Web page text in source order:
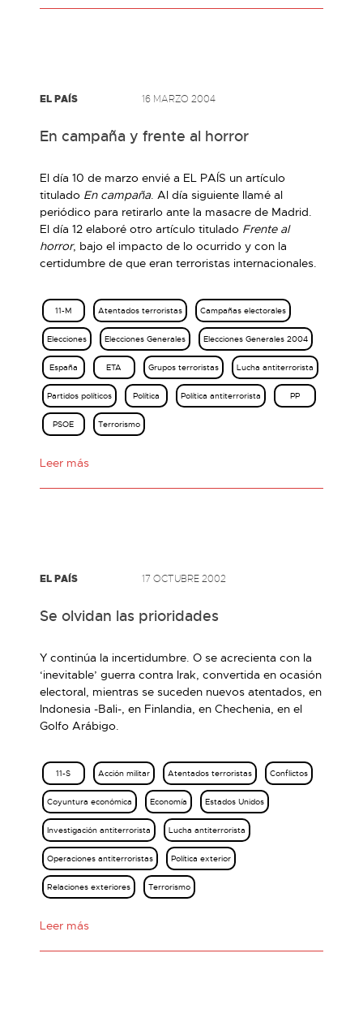
EL PAÍS 16 MARZO 2004
En campaña y frente al horror
El día 10 de marzo envié a EL PAÍS un artículo
titulado En campaña. Al día siguiente llamé al
periódico para retirarlo ante la masacre de Madrid.
El día 12 elaboré otro artículo titulado Frente al
horror, bajo el impacto de lo ocurrido y con la
certidumbre de que eran terroristas internacionales.
11-M Atentados terroristas Campañas electorales
Elecciones Elecciones Generales Elecciones Generales 2004
España ETA Grupos terroristas Lucha antiterrorista
Partidos políticos Política Política antiterrorista PP
PSOE Terrorismo
Leer más
EL PAÍS 17 OCTUBRE 2002
Se olvidan las prioridades
Y continúa la incertidumbre. O se acrecienta con la
‘inevitable’ guerra contra Irak, convertida en ocasión
electoral, mientras se suceden nuevos atentados, en
Indonesia -Bali-, en Finlandia, en Chechenia, en el
Golfo Arábigo.
11-S Acción militar Atentados terroristas Conflictos
Coyuntura económica Economía Estados Unidos
Investigación antiterrorista Lucha antiterrorista
Operaciones antiterroristas Política exterior
Relaciones exteriores Terrorismo
Leer más